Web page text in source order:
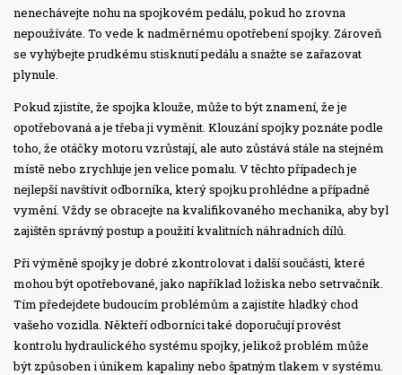
nenechávejte nohu na spojkovém pedálu, pokud ho zrovna
nepoužíváte. To vede k nadměrnému opotřebení spojky. Zároveň
se vyhýbejte prudkému stisknutí pedálu a snažte se zařazovat
plynule.
Pokud zjistíte, že spojka klouže, může to být znamení, že je
opotřebovaná a je třeba ji vyměnit. Klouzání spojky poznáte podle
toho, že otáčky motoru vzrůstají, ale auto zůstává stále na stejném
místě nebo zrychluje jen velice pomalu. V těchto případech je
nejlepší navštívit odborníka, který spojku prohlédne a případně
vymění. Vždy se obracejte na kvalifikovaného mechanika, aby byl
zajištěn správný postup a použití kvalitních náhradních dílů.
Při výměně spojky je dobré zkontrolovat i další součásti, které
mohou být opotřebované, jako například ložiska nebo setrvačník.
Tím předejdete budoucím problémům a zajistíte hladký chod
vašeho vozidla. Někteří odborníci také doporučují provést
kontrolu hydraulického systému spojky, jelikož problém může
být způsoben i únikem kapaliny nebo špatným tlakem v systému.